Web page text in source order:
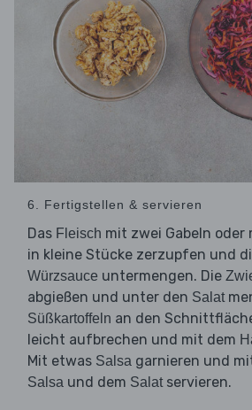
6. Fertigstellen & servieren
Das Fleisch mit zwei Gabeln oder
in kleine Stücke zerzupfen und
Würzsauce untermengen. Die
abgießen und unter den Salat
Süßkartoffeln an den
leicht aufbrechen und mit dem
Mit etwas Salsa garnieren und
Salsa und dem Salatservieren.